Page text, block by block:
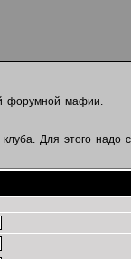
форумной мафии.
Для этого надо